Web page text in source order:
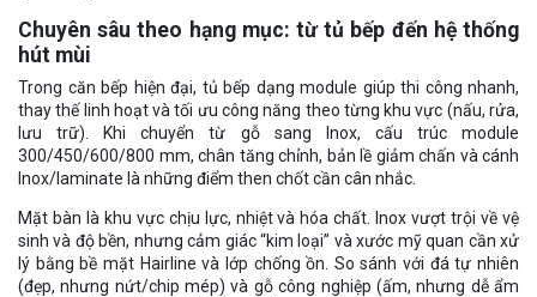
Chuyên sâu theo hạng mục: từ tủ bếp đến hệ thống
hút mùi
Trong căn bếp hiện đại, tủ bếp dạng module giúp thi công nhanh,
thay thế linh hoạt và tối ưu công năng theo từng khu vực (nấu, rửa,
lưu trữ). Khi chuyển từ gỗ sang Inox, cấu trúc module
300/450/600/800 mm, chân tăng chỉnh, bản lề giảm chấn và cánh
Inox/laminate là những điểm then chốt cần cân nhắc.
Mặt bàn là khu vực chịu lực, nhiệt và hóa chất. Inox vượt trội về vệ
sinh và độ bền, nhưng cảm giác “kim loại” và xước mỹ quan cần xử
lý bằng bề mặt Hairline và lớp chống ồn. So sánh với đá tự nhiên
(đẹp, nhưng nứt/chip mép) và gỗ công nghiệp (ấm, nhưng dễ ẩm